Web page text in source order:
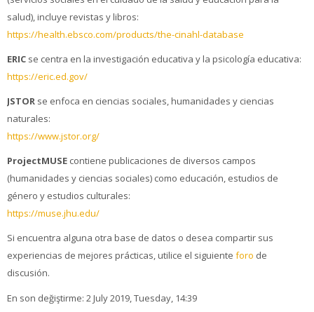
salud), incluye revistas y libros:
https://health.ebsco.com/products/the-cinahl-database
ERIC se centra en la investigación educativa y la psicología educativa:
https://eric.ed.gov/
JSTOR se enfoca en ciencias sociales, humanidades y ciencias
naturales:
https://www.jstor.org/
ProjectMUSE contiene publicaciones de diversos campos
(humanidades y ciencias sociales) como educación, estudios de
género y estudios culturales:
https://muse.jhu.edu/
Si encuentra alguna otra base de datos o desea compartir sus
experiencias de mejores prácticas, utilice el siguiente foro de
discusión.
En son değiştirme: 2 July 2019, Tuesday, 14:39